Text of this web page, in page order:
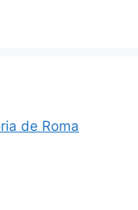
de Roma